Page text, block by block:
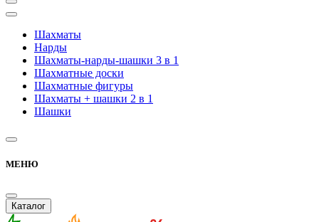
Шахматы
Нарды
Шахматы-нарды-шашки 3 в 1
Шахматные доски
Шахматные фигуры
Шахматы + шашки 2 в 1
Шашки
МЕНЮ
Каталог